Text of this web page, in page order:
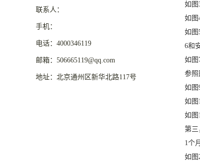
联系人：
手机：
电话：4000346119
邮箱：506665119@qq.com
地址：北京通州区新华北路117号
如图
如图
如图
6和
如图
参照
如图
如图
如图
第三
1个
如图